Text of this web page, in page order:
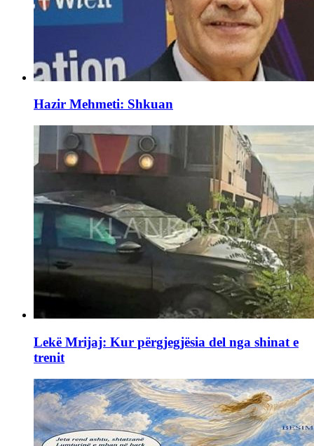
Hazir Mehmeti: Shkuan
Lekë Mrijaj: Kur përgjegjësia del nga shinat e
trenit